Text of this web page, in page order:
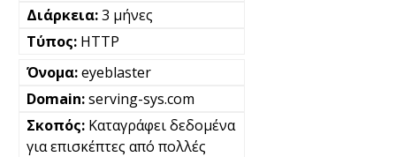
3 μήνες
HTTP
eyeblaster
serving-sys.com
Καταγράφει δεδομένα
για επισκέπτες από πολλές